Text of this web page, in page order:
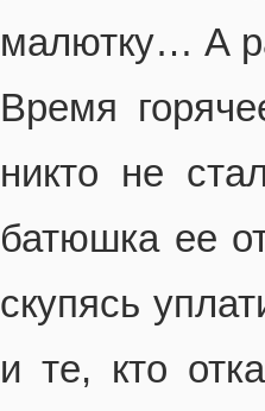
малютку… А
Время
никто не
батюшка ее
скупясь
и те, кто